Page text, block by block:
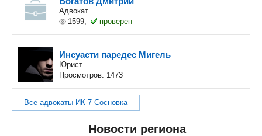
Адвокат
1599,
проверен
Инсуасти паредес Мигель
Юрист
Просмотров: 1473
Все адвокаты ИК-7 Сосновка
Новости региона